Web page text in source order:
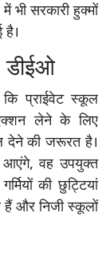
सरकारी हुक्मों
है।
डीईओ
कि प्राईवेट स्कूल
लेने के लिए
देने की जरूरत है।
वह उपयुक्त
की छुट्टियां
हैं और निजी स्कूलों